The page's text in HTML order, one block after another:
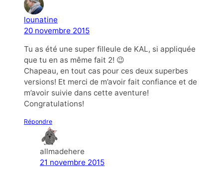
lounatine
20 novembre 2015
Tu as été une super filleule de KAL, si appliquée
que tu en as même fait 2! 😉
Chapeau, en tout cas pour ces deux superbes
versions! Et merci de m’avoir fait confiance et de
m’avoir suivie dans cette aventure!
Congratulations!
Répondre
allmadehere
21 novembre 2015